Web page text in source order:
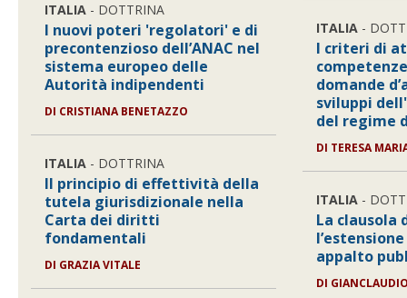
ITALIA - DOTTRINA
I nuovi poteri 'regolatori' e di
precontenzioso dell’ANAC nel
sistema europeo delle
Autorità indipendenti
DI CRISTIANA BENETAZZO
ITALIA - DOTTRINA
Il principio di effettività della
tutela giurisdizionale nella
Carta dei diritti
fondamentali
DI GRAZIA VITALE
ITALIA -
I criteri di
domande
sviluppi
del regime
DI TERESA
ITALIA -
La clausola
appalto
DI